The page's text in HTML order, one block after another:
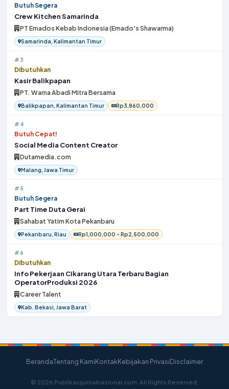
Butuh Segera
Crew Kitchen Samarinda
PT Emados Kebab Indonesia (Emado's Shawarma)
Samarinda, Kalimantan Timur
#3
Dibutuhkan
Kasir Balikpapan
PT. Warna Abadi Mitra Bersama
Balikpapan, Kalimantan Timur Rp3,860,000
#4
Butuh Cepat!
Social Media Content Creator
Dutamedia.com
Malang, Jawa Timur
#5
Butuh Segera
Part Time Duta Gerai
Sahabat Yatim Kota Pekanbaru
Pekanbaru, Riau Rp1,000,000 - Rp2,500,000
#6
Dibutuhkan
Info Pekerjaan Cikarang Utara Terbaru Bagian
OperatorProduksi 2026
Career Talent
Kab. Bekasi, Jawa Barat
BerandaTentang KamiKontakKebijakan PrivasiDisclaimer
© 2026 Publikasijurnalnasional.com. All Rights Reserved.